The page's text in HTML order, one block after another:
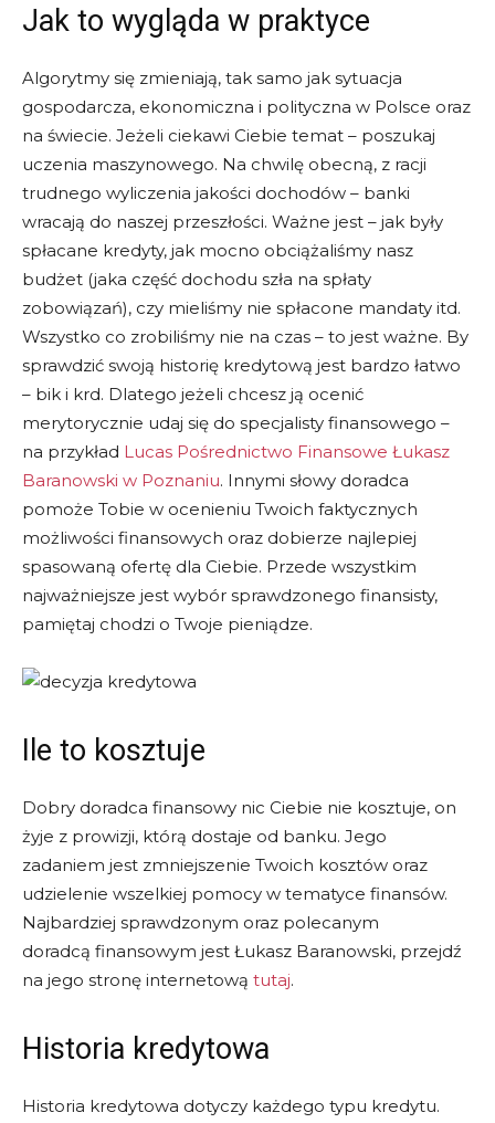
Jak to wygląda w praktyce
Algorytmy się zmieniają, tak samo jak sytuacja
gospodarcza, ekonomiczna i polityczna w Polsce oraz
na świecie. Jeżeli ciekawi Ciebie temat – poszukaj
uczenia maszynowego. Na chwilę obecną, z racji
trudnego wyliczenia jakości dochodów – banki
wracają do naszej przeszłości. Ważne jest – jak były
spłacane kredyty, jak mocno obciążaliśmy nasz
budżet (jaka część dochodu szła na spłaty
zobowiązań), czy mieliśmy nie spłacone mandaty itd.
Wszystko co zrobiliśmy nie na czas – to jest ważne. By
sprawdzić swoją historię kredytową jest bardzo łatwo
– bik i krd. Dlatego jeżeli chcesz ją ocenić
merytorycznie udaj się do specjalisty finansowego –
na przykład Lucas Pośrednictwo Finansowe Łukasz
Baranowski w Poznaniu. Innymi słowy doradca
pomoże Tobie w ocenieniu Twoich faktycznych
możliwości finansowych oraz dobierze najlepiej
spasowaną ofertę dla Ciebie. Przede wszystkim
najważniejsze jest wybór sprawdzonego finansisty,
pamiętaj chodzi o Twoje pieniądze.
Ile to kosztuje
Dobry doradca finansowy nic Ciebie nie kosztuje, on
żyje z prowizji, którą dostaje od banku. Jego
zadaniem jest zmniejszenie Twoich kosztów oraz
udzielenie wszelkiej pomocy w tematyce finansów.
Najbardziej sprawdzonym oraz polecanym
doradcą finansowym jest Łukasz Baranowski, przejdź
na jego stronę internetową tutaj.
Historia kredytowa
Historia kredytowa dotyczy każdego typu kredytu.